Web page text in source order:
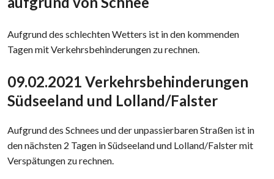
Aufgrund des schlechten Wetters ist in den kommenden
Tagen mit Verkehrsbehinderungen zu rechnen.
09.02.2021 Verkehrsbehinderungen
Südseeland und Lolland/Falster
Aufgrund des Schnees und der unpassierbaren Straßen ist in
den nächsten 2 Tagen in Südseeland und Lolland/Falster mit
Verspätungen zu rechnen.​